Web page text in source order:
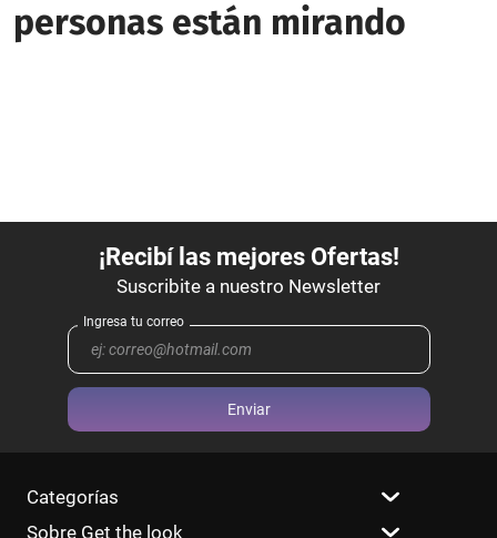
personas están mirando
Enviar
Categorías
Sobre Get the look